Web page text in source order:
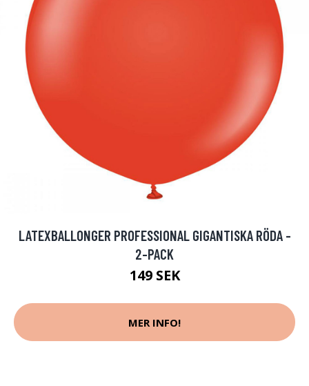
LATEXBALLONGER PROFESSIONAL GIGANTISKA RÖDA -
2-PACK
149 SEK
MER INFO!